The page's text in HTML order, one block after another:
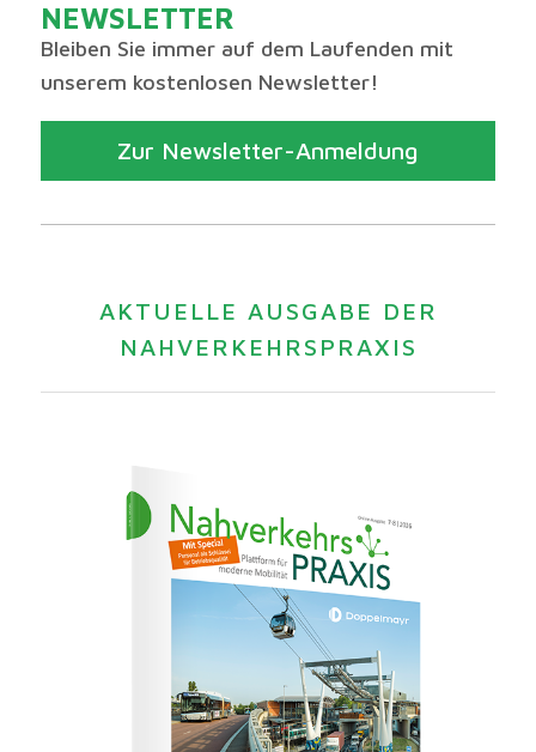
NEWSLETTER
Bleiben Sie immer auf dem Laufenden mit
unserem kostenlosen Newsletter!
Zur Newsletter-Anmeldung
AKTUELLE AUSGABE DER
NAHVERKEHRSPRAXIS